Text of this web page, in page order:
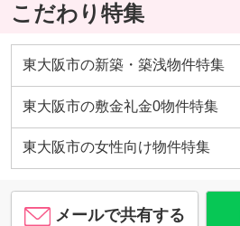
こだわり特集
東大阪市の新築・築浅物件特集
東大阪市の敷金礼金0物件特集
東大阪市の女性向け物件特集
メールで共有する